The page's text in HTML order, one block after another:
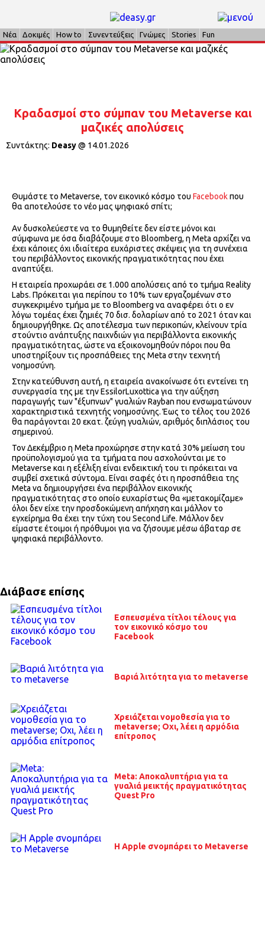
Νέα Δοκιμές How to Συνεντεύξεις Γνώμες Stories Fun
Κραδασμοί στο σύμπαν του Metaverse και
μαζικές απολύσεις
Συντάκτης: Deasy@ 14.01.2026
Θυμάστε το Metaverse, τον εικονικό κόσμο του Facebookπου
θα αποτελούσε το νέο μας ψηφιακό σπίτι;
Αν δυσκολεύεστε να το θυμηθείτε δεν είστε μόνοι και
σύμφωνα με όσα διαβάζουμε στο Bloomberg, η Meta αρχίζει να
έχει κάποιες όχι ιδιαίτερα ευχάριστες σκέψεις για τη συνέχεια
του περιβάλλοντος εικονικής πραγματικότητας που έχει
αναπτύξει.
Η εταιρεία προχωράει σε 1.000 απολύσεις από το τμήμα Reality
Labs. Πρόκειται για περίπου το 10% των εργαζομένων στο
συγκεκριμένο τμήμα με το Bloomberg να αναφέρει ότι ο εν
λόγω τομέας έχει ζημιές 70 δισ. δολαρίων από το 2021 όταν και
δημιουργήθηκε. Ως αποτέλεσμα των περικοπών, κλείνουν τρία
στούντιο ανάπτυξης παιχνδιών για περιβάλλοντα εικονικής
πραγματικότητας, ώστε να εξοικονομηθούν πόροι που θα
υποστηρίξουν τις προσπάθειες της Meta στην τεχνητή
νοημοσύνη.
Στην κατεύθυνση αυτή, η εταιρεία ανακοίνωσε ότι εντείνει τη
συνεργασία της με την EssilorLuxottica για την αύξηση
παραγωγής των "έξυπνων" γυαλιών Rayban που ενσωματώνουν
χαρακτηριστικά τεχνητής νοημοσύνης. Έως το τέλος του 2026
θα παράγονται 20 εκατ. ζεύγη γυαλιών, αριθμός διπλάσιος του
σημερινού.
Τον Δεκέμβριο η Meta προχώρησε στην κατά 30% μείωση του
προϋπολογισμού για τα τμήματα που ασχολούνται με το
Metaverse και η εξέλιξη είναι ενδεικτική του τι πρόκειται να
συμβεί σχετικά σύντομα. Είναι σαφές ότι η προσπάθεια της
Meta να δημιουργήσει ένα περιβάλλον εικονικής
πραγματικότητας στο οποίο ευχαρίστως θα «μετακομίζαμε»
όλοι δεν είχε την προσδοκώμενη απήχηση και μάλλον το
εγχείρημα θα έχει την τύχη του Second Life. Μάλλον δεν
είμαστε έτοιμοι ή πρόθυμοι για να ζήσουμε μέσω άβαταρ σε
ψηφιακά περιβάλλοντο.
Διάβασε επίσης
Εσπευσμένα τίτλοι τέλους για
τον εικονικό κόσμο του
Facebook
Βαριά λιτότητα για το metaverse
Χρειάζεται νομοθεσία για το
metaverse; Οχι, λέει η αρμόδια
επίτροπος
Meta: Αποκαλυπτήρια για τα
γυαλιά μεικτής πραγματικότητας
Quest Pro
H Apple σνομπάρει το Metaverse